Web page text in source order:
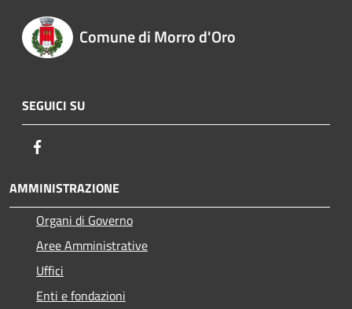
Comune di Morro d'Oro
SEGUICI SU
AMMINISTRAZIONE
Organi di Governo
Aree Amministrative
Uffici
Enti e fondazioni